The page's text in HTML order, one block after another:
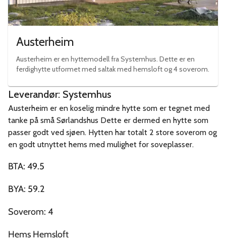
Austerheim
Austerheim er en hyttemodell fra Systemhus. Dette er en
ferdighytte utformet med saltak med hemsloft og 4 soverom.
Leverandør: Systemhus
Austerheim er en koselig mindre hytte som er tegnet med
tanke på små Sørlandshus Dette er dermed en hytte som
passer godt ved sjøen. Hytten har totalt 2 store soverom og
en godt utnyttet hems med mulighet for soveplasser.
BTA: 49.5
BYA: 59.2
Soverom: 4
Hems Hemsloft